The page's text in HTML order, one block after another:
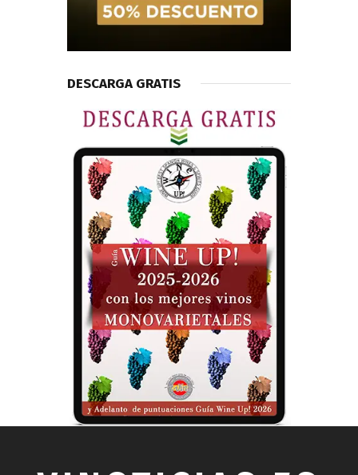
DESCARGA GRATIS